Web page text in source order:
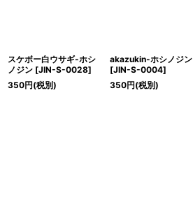
スケボー白ウサギ-ホシ
ノジン [JIN-S-0028]
350円(税別)
akazukin-ホシノジン
[JIN-S-0004]
350円(税別)